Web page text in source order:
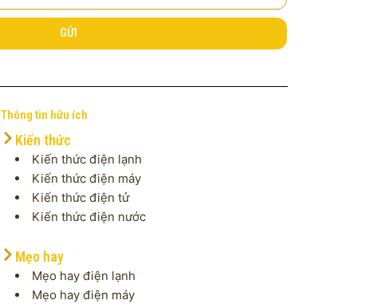
GỬI
Thông tin hữu ích
Kiến thức
Kiến thức điện lạnh
Kiến thức điện máy
Kiến thức điện tử
Kiến thức điện nước
Mẹo hay
Mẹo hay điện lạnh
Mẹo hay điện máy